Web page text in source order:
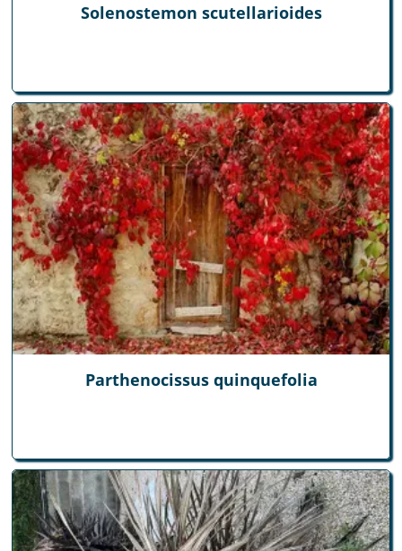
Solenostemon scutellarioides
Parthenocissus quinquefolia